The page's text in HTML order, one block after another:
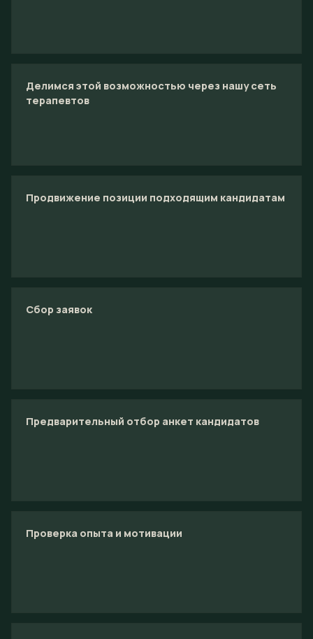
Делимся этой возможностью через нашу сеть
терапевтов
Продвижение позиции подходящим кандидатам
Сбор заявок
Предварительный отбор анкет кандидатов
Проверка опыта и мотивации